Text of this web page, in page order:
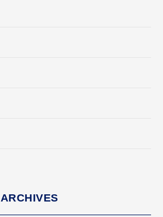
ARCHIVES